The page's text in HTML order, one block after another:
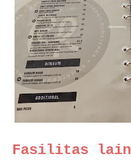
Fasilitas lain